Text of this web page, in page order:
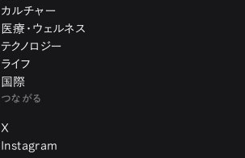
カルチャー
医療・ウェルネス
テクノロジー
ライフ
国際
つながる
X
Instagram